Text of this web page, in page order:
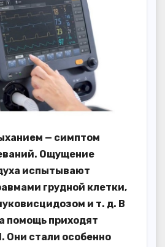
— симптом
Ощущение
испытывают
грудной клетки,
и т. д. В
помощь приходят
Они стали особенно